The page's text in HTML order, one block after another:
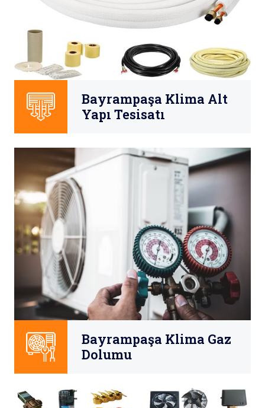
Bayrampaşa Klima Alt
Yapı Tesisatı
Bayrampaşa Klima Gaz
Dolumu